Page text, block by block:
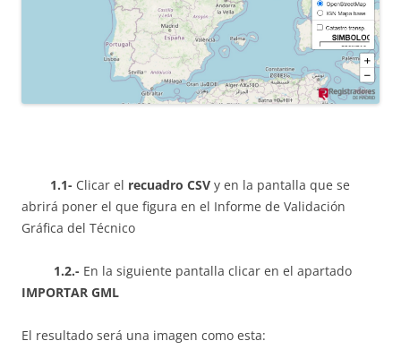
1.1- Clicar el recuadro CSV y en la pantalla que se
abrirá poner el que figura en el Informe de Validación
Gráfica del Técnico
1.2.- En la siguiente pantalla clicar en el apartado
IMPORTAR GML
El resultado será una imagen como esta: